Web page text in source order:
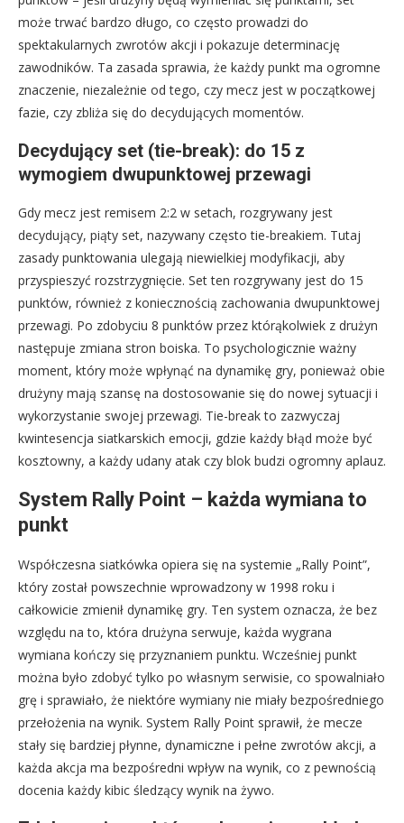
może trwać bardzo długo, co często prowadzi do
spektakularnych zwrotów akcji i pokazuje determinację
zawodników. Ta zasada sprawia, że każdy punkt ma ogromne
znaczenie, niezależnie od tego, czy mecz jest w początkowej
fazie, czy zbliża się do decydujących momentów.
Decydujący set (tie-break): do 15 z
wymogiem dwupunktowej przewagi
Gdy mecz jest remisem 2:2 w setach, rozgrywany jest
decydujący, piąty set, nazywany często tie-breakiem. Tutaj
zasady punktowania ulegają niewielkiej modyfikacji, aby
przyspieszyć rozstrzygnięcie. Set ten rozgrywany jest do 15
punktów, również z koniecznością zachowania dwupunktowej
przewagi. Po zdobyciu 8 punktów przez którąkolwiek z drużyn
następuje zmiana stron boiska. To psychologicznie ważny
moment, który może wpłynąć na dynamikę gry, ponieważ obie
drużyny mają szansę na dostosowanie się do nowej sytuacji i
wykorzystanie swojej przewagi. Tie-break to zazwyczaj
kwintesencja siatkarskich emocji, gdzie każdy błąd może być
kosztowny, a każdy udany atak czy blok budzi ogromny aplauz.
System Rally Point – każda wymiana to
punkt
Współczesna siatkówka opiera się na systemie „Rally Point”,
który został powszechnie wprowadzony w 1998 roku i
całkowicie zmienił dynamikę gry. Ten system oznacza, że bez
względu na to, która drużyna serwuje, każda wygrana
wymiana kończy się przyznaniem punktu. Wcześniej punkt
można było zdobyć tylko po własnym serwisie, co spowalniało
grę i sprawiało, że niektóre wymiany nie miały bezpośredniego
przełożenia na wynik. System Rally Point sprawił, że mecze
stały się bardziej płynne, dynamiczne i pełne zwrotów akcji, a
każda akcja ma bezpośredni wpływ na wynik, co z pewnością
docenia każdy kibic śledzący wynik na żywo.